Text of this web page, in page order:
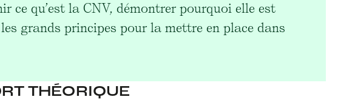
ce qu’est la CNV, démontrer pourquoi elle est
grands principes pour la mettre en place dans
THÉORIQUE